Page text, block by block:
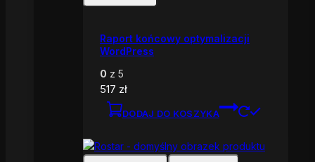
Raport końcowy optymalizacji
WordPress
0 z 5
517 zł
DODAJ DO KOSZYKA